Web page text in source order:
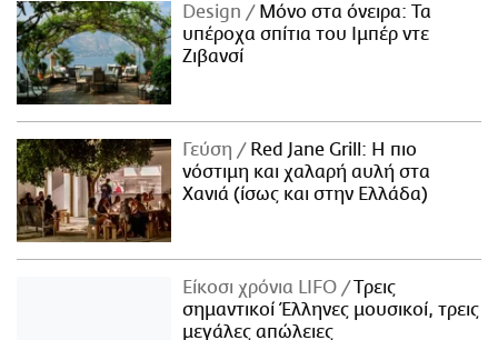
Design
Μόνο στα όνειρα: Τα
υπέροχα σπίτια του Ιμπέρ ντε
Ζιβανσί
Γεύση
Red Jane Grill: Η πιο
νόστιμη και χαλαρή αυλή στα
Χανιά (ίσως και στην Ελλάδα)
Είκοσι χρόνια LIFO
Tρεις
σημαντικοί Έλληνες μουσικοί, τρεις
μεγάλες απώλειες